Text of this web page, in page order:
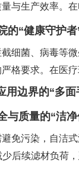
与生产效率。
的“健康守护者
细菌、病毒等
格要求。在医
用边界的“多面
与质量的“洁净
免污染，自洁
后续滤材负荷，